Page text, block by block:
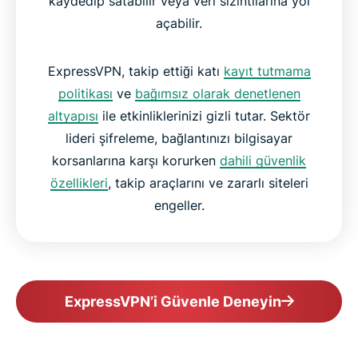
açabilir.
ExpressVPN, takip ettiği katı kayıt tutmama
politikası ve bağımsız olarak denetlenen
altyapısı ile etkinliklerinizi gizli tutar. Sektör
lideri şifreleme, bağlantınızı bilgisayar
korsanlarına karşı korurken dahili güvenlik
özellikleri, takip araçlarını ve zararlı siteleri
engeller.
ExpressVPN’i Güvenle Deneyin